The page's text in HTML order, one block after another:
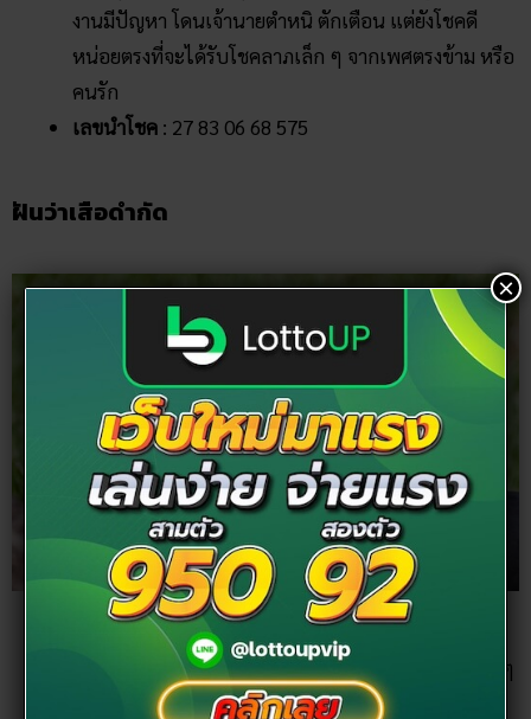
งานมีปัญหา โดนเจ้านายตำหนิ ตักเตือน แต่ยังโชคดี
หน่อยตรงที่จะได้รับโชคลาภเล็ก ๆ จากเพศตรงข้าม หรือ
คนรัก
เลขนำโชค : 27 83 06 68 575
ฝันว่าเสือดำกัด
: สุดท้ายฝันว่าเสือดกัดออกเลือด แผล
เหวอะหวะ น่ากลัว ฝันลักษณะนี้ต้องระวังอุบัติเหตุเล็ก ๆ
น้อย ๆ ที่อาจจะเกิดขึ้น เพราะความประมาทของตัวเรา
×